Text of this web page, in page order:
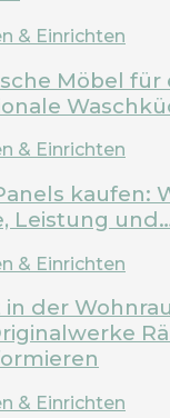
& Einrichten
Möbel für
& Einrichten
kaufen:
Leistung
& Einrichten
in der
& Einrichten